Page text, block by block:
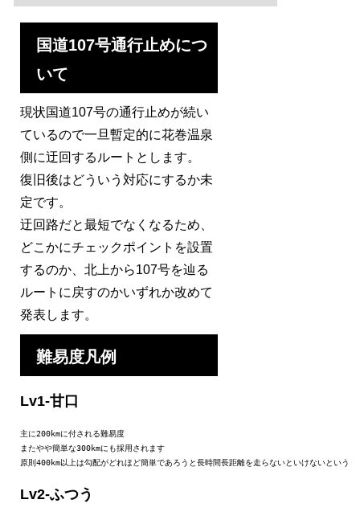
国道107号通行止めにつ
いて
現状国道107号の通行止めが続い
ているので一旦暫定的に花巻温泉
側に迂回するルートとします。
復旧後はどういう対応にするか未
定です。
迂回路だと最短でなくなるため、
どこかにチェックポイントを設置
するのか、北上から107号を辿る
ルートに戻すのかいずれか改めて
発表します。
難易度凡例
Lv1-甘口
主に200kmに付される難易度
またやや簡単な300kmにも採用されます
原則400km以上は勾配がどれほど簡単であろうと長時間長距離を走らないといけないという
Lv2-ふつう